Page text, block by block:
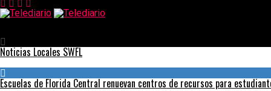
Noticias Locales SWFL
Escuelas de Florida Central renuevan centros de recursos para